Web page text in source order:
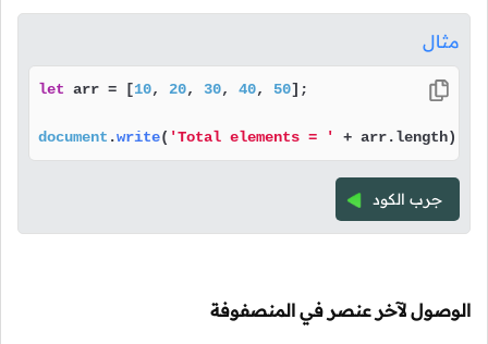
مثال
let arr = [10, 20, 30, 40, 50];
document .write( 'Total elements = ' + arr.length);
جرب الكود
الوصول لآخر عنصر في المنصفوفة